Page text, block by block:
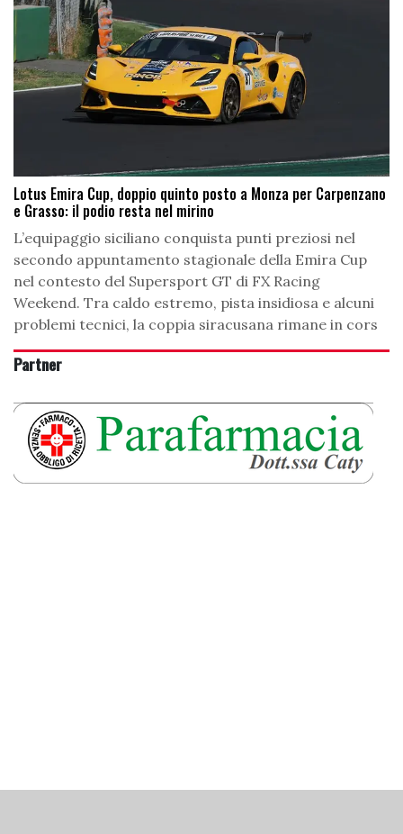
Lotus Emira Cup, doppio quinto posto a Monza per Carpenzano
e Grasso: il podio resta nel mirino
L’equipaggio siciliano conquista punti preziosi nel
secondo appuntamento stagionale della Emira Cup
nel contesto del Supersport GT di FX Racing
Weekend. Tra caldo estremo, pista insidiosa e alcuni
problemi tecnici, la coppia siracusana rimane in cors
Partner